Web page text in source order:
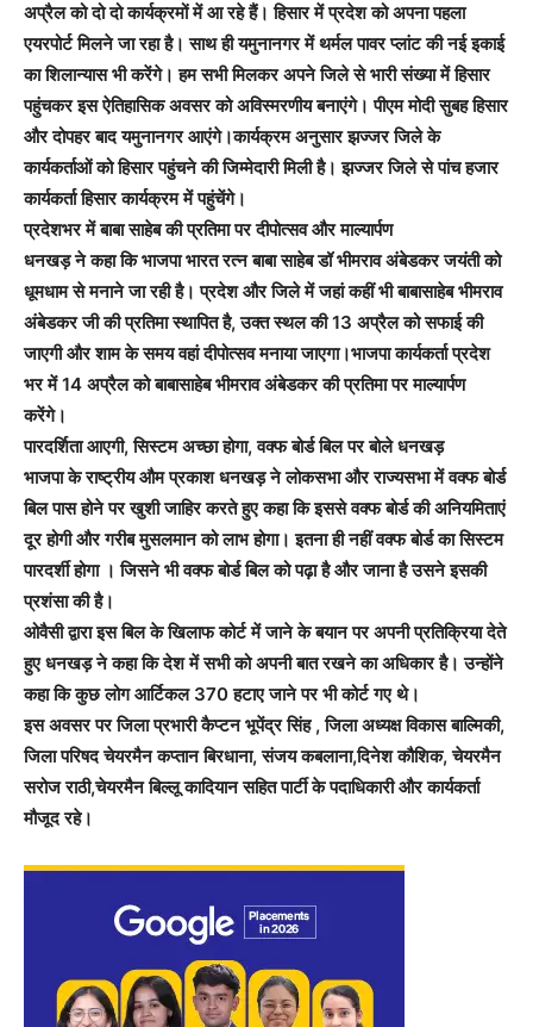
अप्रैल को दो दो कार्यक्रमों में आ रहे हैं। हिसार में प्रदेश को अपना पहला
एयरपोर्ट मिलने जा रहा है। साथ ही यमुनानगर में थर्मल पावर प्लांट की नई इकाई
का शिलान्यास भी करेंगे। हम सभी मिलकर अपने जिले से भारी संख्या में हिसार
पहुंचकर इस ऐतिहासिक अवसर को अविस्मरणीय बनाएंगे। पीएम मोदी सुबह हिसार
और दोपहर बाद यमुनानगर आएंगे।कार्यक्रम अनुसार झज्जर जिले के
कार्यकर्ताओं को हिसार पहुंचने की जिम्मेदारी मिली है। झज्जर जिले से पांच हजार
कार्यकर्ता हिसार कार्यक्रम में पहुंचेंगे।
प्रदेशभर में बाबा साहेब की प्रतिमा पर दीपोत्सव और माल्यार्पण
धनखड़ ने कहा कि भाजपा भारत रत्न बाबा साहेब डॉ भीमराव अंबेडकर जयंती को
धूमधाम से मनाने जा रही है। प्रदेश और जिले में जहां कहीं भी बाबासाहेब भीमराव
अंबेडकर जी की प्रतिमा स्थापित है, उक्त स्थल की 13 अप्रैल को सफाई की
जाएगी और शाम के समय वहां दीपोत्सव मनाया जाएगा।भाजपा कार्यकर्ता प्रदेश
भर में 14 अप्रैल को बाबासाहेब भीमराव अंबेडकर की प्रतिमा पर माल्यार्पण
करेंगे।
पारदर्शिता आएगी, सिस्टम अच्छा होगा, वक्फ बोर्ड बिल पर बोले धनखड़
भाजपा के राष्ट्रीय औम प्रकाश धनखड़ ने लोकसभा और राज्यसभा में वक्फ बोर्ड
बिल पास होने पर खुशी जाहिर करते हुए कहा कि इससे वक्फ बोर्ड की अनियमिताएं
दूर होगी और गरीब मुसलमान को लाभ होगा। इतना ही नहीं वक्फ बोर्ड का सिस्टम
पारदर्शी होगा । जिसने भी वक्फ बोर्ड बिल को पढ़ा है और जाना है उसने इसकी
प्रशंसा की है।
ओवैसी द्वारा इस बिल के खिलाफ कोर्ट में जाने के बयान पर अपनी प्रतिक्रिया देते
हुए धनखड़ ने कहा कि देश में सभी को अपनी बात रखने का अधिकार है। उन्होंने
कहा कि कुछ लोग आर्टिकल 370 हटाए जाने पर भी कोर्ट गए थे।
इस अवसर पर जिला प्रभारी कैप्टन भूपेंद्र सिंह , जिला अध्यक्ष विकास बाल्मिकी,
जिला परिषद चेयरमैन कप्तान बिरधाना, संजय कबलाना,दिनेश कौशिक, चेयरमैन
सरोज राठी,चेयरमैन बिल्लू कादियान सहित पार्टी के पदाधिकारी और कार्यकर्ता
मौजूद रहे।